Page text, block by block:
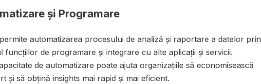
și Programare
automatizarea procesului de analiză și raportare a datelor prin
funcțiilor de programare și integrare cu alte aplicații și servicii.
de automatizare poate ajuta organizațiile să economisească
și să obțină insights mai rapid și mai eficient.